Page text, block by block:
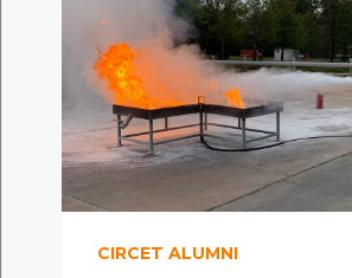
CIRCET ALUMNI